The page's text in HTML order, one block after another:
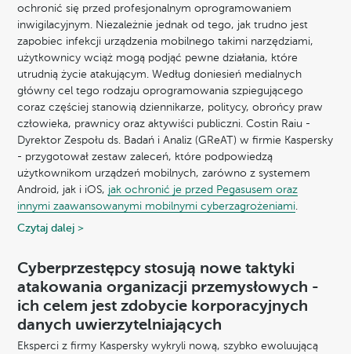
ochronić się przed profesjonalnym oprogramowaniem
inwigilacyjnym. Niezależnie jednak od tego, jak trudno jest
zapobiec infekcji urządzenia mobilnego takimi narzędziami,
użytkownicy wciąż mogą podjąć pewne działania, które
utrudnią życie atakującym. Według doniesień medialnych
główny cel tego rodzaju oprogramowania szpiegującego
coraz częściej stanowią dziennikarze, politycy, obrońcy praw
człowieka, prawnicy oraz aktywiści publiczni. Costin Raiu -
Dyrektor Zespołu ds. Badań i Analiz (GReAT) w firmie Kaspersky
- przygotował zestaw zaleceń, które podpowiedzą
użytkownikom urządzeń mobilnych, zarówno z systemem
Android, jak i iOS, jak ochronić je przed Pegasusem oraz
innymi zaawansowanymi mobilnymi cyberzagrożeniami
Czytaj dalej >
Cyberprzestępcy stosują nowe taktyki
atakowania organizacji przemysłowych -
ich celem jest zdobycie korporacyjnych
danych uwierzytelniających
Eksperci z firmy Kaspersky wykryli nową, szybko ewoluującą